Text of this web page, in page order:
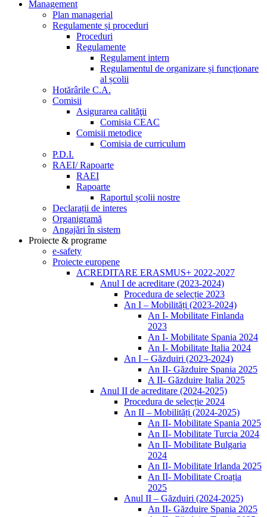
Management
Plan managerial
Regulamente și proceduri
Proceduri
Regulamente
Regulament intern
Regulamentul de organizare și funcționare
al școlii
Hotărârile C.A.
Comisii
Asigurarea calităţii
Comisia CEAC
Comisii metodice
Comisia de curriculum
P.D.I.
RAEI/ Rapoarte
RAEI
Rapoarte
Raportul școlii nostre
Declarații de interes
Organigramă
Angajări în sistem
Proiecte & programe
e-safety
Proiecte europene
ACREDITARE ERASMUS+ 2022-2027
Anul I de acreditare (2023-2024)
Procedura de selecție 2023
An I – Mobilități (2023-2024)
An I- Mobilitate Finlanda
2023
An I- Mobilitate Spania 2024
An I- Mobilitate Italia 2024
An I – Găzduiri (2023-2024)
An II- Găzduire Spania 2025
A II- Găzduire Italia 2025
Anul II de acreditare (2024-2025)
Procedura de selecție 2024
An II – Mobilități (2024-2025)
An II- Mobilitate Spania 2025
An II- Mobilitate Turcia 2024
An II- Mobilitate Bulgaria
2024
An II- Mobilitate Irlanda 2025
An II- Mobilitate Croația
2025
Anul II – Găzduiri (2024-2025)
An II- Găzduire Spania 2025